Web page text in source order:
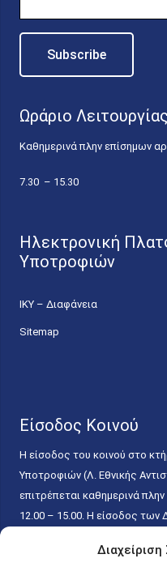
Ωράριο Λειτουργίας
Καθημερινά πλην επίσημων
7.30 – 15.30
Ηλεκτρονική
Υποτροφιών
ΙΚΥ – Διαφάνεια
Sitemap
Είσοδος Κοινού
Η είσοδος του κοινού στο
Υποτροφιών (Λ. Εθνικής
επιτρέπεται καθημερινά
12.00 – 15.00. Η είσοδος των
κάθε εργάσιμη ημέρα και